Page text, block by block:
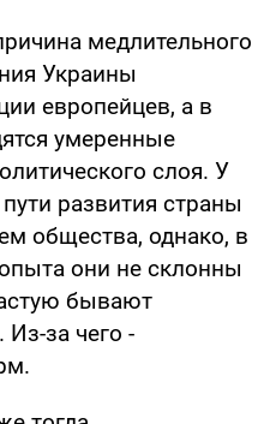
медлительного
Украины
европейцев, а в
умеренные
слоя. У
развития страны
общества, однако, в
они не склонны
бывают
за чего -